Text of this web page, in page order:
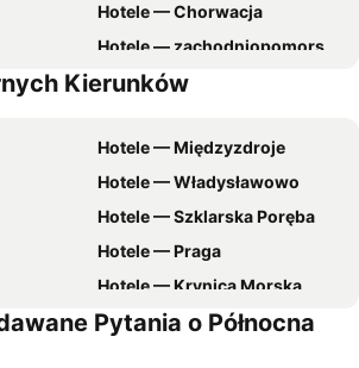
Hotele — Chorwacja
Hotele — zachodniopomorskie
Hotele — wybrzeże Chorwacji
Kierunków
Hotele — Międzyzdroje
Hotele — Władysławowo
Hotele — Szklarska Poręba
Hotele — Praga
Hotele — Krynica Morska
Hotele — Poznań
Pytania o Północna